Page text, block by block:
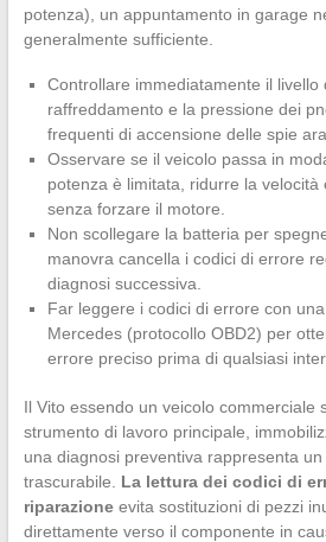
potenza), un appuntamento in garage
generalmente sufficiente.
Controllare immediatamente il livello
raffreddamento e la pressione dei
frequenti di accensione delle spie
Osservare se il veicolo passa in
potenza è limitata, ridurre la velocità
senza forzare il motore.
Non scollegare la batteria per
manovra cancella i codici di errore
diagnosi successiva.
Far leggere i codici di errore con
Mercedes (protocollo OBD2) per
errore preciso prima di qualsiasi
Il Vito essendo un veicolo commerciale
strumento di lavoro principale,
una diagnosi preventiva rappresenta
trascurabile. La lettura dei codici di
riparazioneevita sostituzioni di pezzi
direttamente verso il componente in